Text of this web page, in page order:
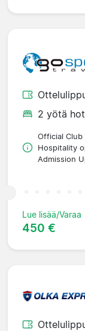
2 yötä
Official
Hospitality
Admission
Lue lisää/Varaa
450 €